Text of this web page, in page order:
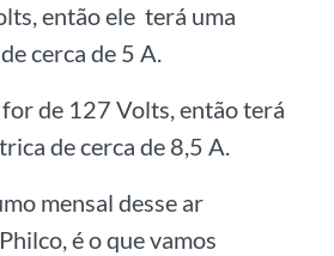
então ele terá uma
cerca de 5 A.
de 127 Volts, então terá
de cerca de 8,5 A.
mensal desse ar
é o que vamos